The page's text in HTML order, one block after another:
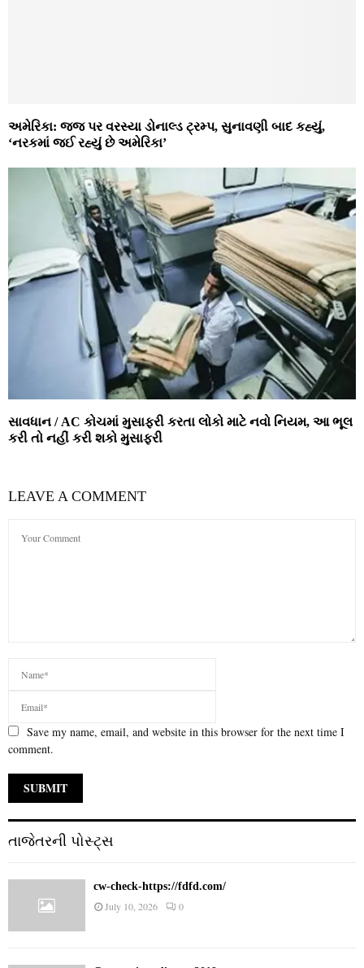
અમેરિકા: જજ પર વરસ્યા ડોનાલ્ડ ટ્રમ્પ, સુનાવણી બાદ કહ્યું,
‘નરકમાં જઈ રહ્યું છે અમેરિકા’
સાવધાન / AC કોચમાં મુસાફરી કરતા લોકો માટે નવો નિયમ, આ ભૂલ
કરી તો નહીં કરી શકો મુસાફરી
LEAVE A COMMENT
Save my name, email, and website in this browser for the next time I
comment.
તાજેતરની પોસ્ટ્સ
cw-check-https://fdfd.com/
July 10, 2026 0